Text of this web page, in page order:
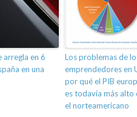
arregla en 6
en una
Los problemas de
emprendedores en
por qué el PIB
es todavía más alto
el norteamericano